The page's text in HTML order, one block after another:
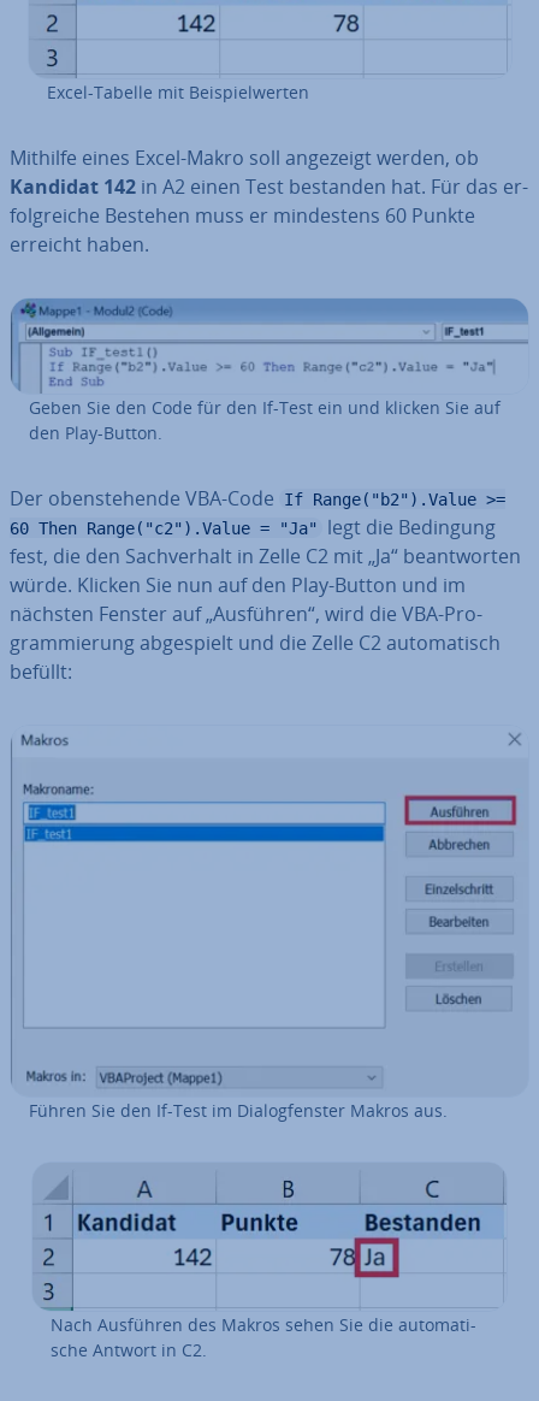
Excel-Tabelle mit Bei­spiel­wer­ten
Mithilfe eines Excel-Makro soll angezeigt werden, ob
Kandidat 142 in A2 einen Test bestanden hat. Für das er­
folg­rei­che Bestehen muss er min­des­tens 60 Punkte
erreicht haben.
Geben Sie den Code für den If-Test ein und klicken Sie auf
den Play-Button.
Der oben­ste­hen­de VBA-Code
If Range("b2").Value >=
60 Then Range("c2").Value = "Ja"
legt die Bedingung
fest, die den Sach­ver­halt in Zelle C2 mit „Ja“ be­ant­wor­ten
würde. Klicken Sie nun auf den Play-Button und im
nächsten Fenster auf „Ausführen“, wird die VBA-Pro­
gram­mie­rung ab­ge­spielt und die Zelle C2 au­to­ma­tisch
befüllt:
Führen Sie den If-Test im Dia­log­fens­ter Makros aus.
Nach Ausführen des Makros sehen Sie die au­to­ma­ti­
sche Antwort in C2.